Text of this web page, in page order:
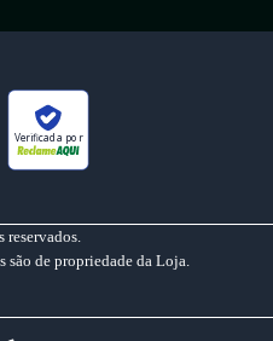
Verificada por
de propriedade da Loja.